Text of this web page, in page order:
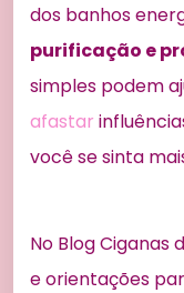
dos banhos
purificação e
simples podem
afastar
você se sinta
No Blog Ciganas
e orientações